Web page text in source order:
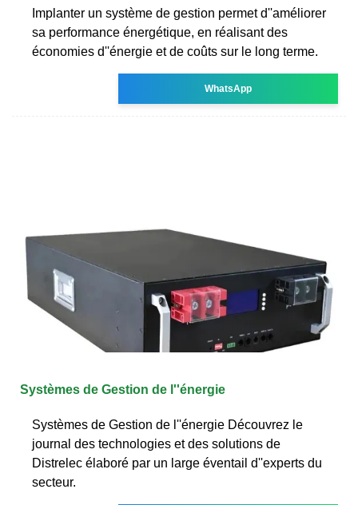
Implanter un système de gestion permet d''améliorer
sa performance énergétique, en réalisant des
économies d''énergie et de coûts sur le long terme.
WhatsApp
Systèmes de Gestion de l''énergie
Systèmes de Gestion de l''énergie Découvrez le
journal des technologies et des solutions de
Distrelec élaboré par un large éventail d''experts du
secteur.